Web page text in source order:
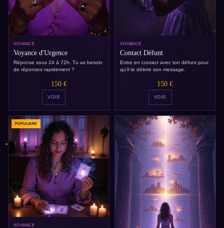
VOYANCE
Voyance d'Urgence
Réponse sous 24 à 72h. Tu as besoin
de réponses rapidement ?
150 €
VOIR
VOYANCE
Contact Défunt
Entre en contact avec ton défunt pour
qu'il te délivre son message.
150 €
VOIR
POPULAIRE
VOYANCE